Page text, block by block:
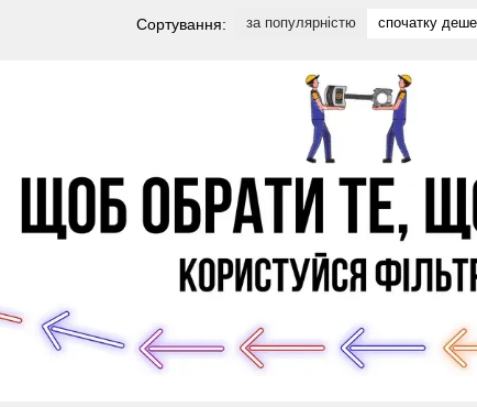
Сортування: за популярністю спочатку